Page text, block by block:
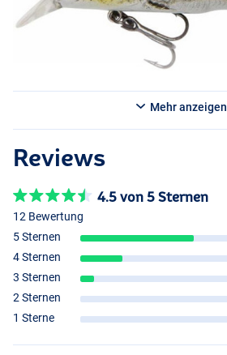
Firetiger
Mehr anzeigen
Reviews
4.5 von 5 Sternen
12 Bewertung
5 Sternen
4 Sternen
3 Sternen
2 Sternen
1 Sterne